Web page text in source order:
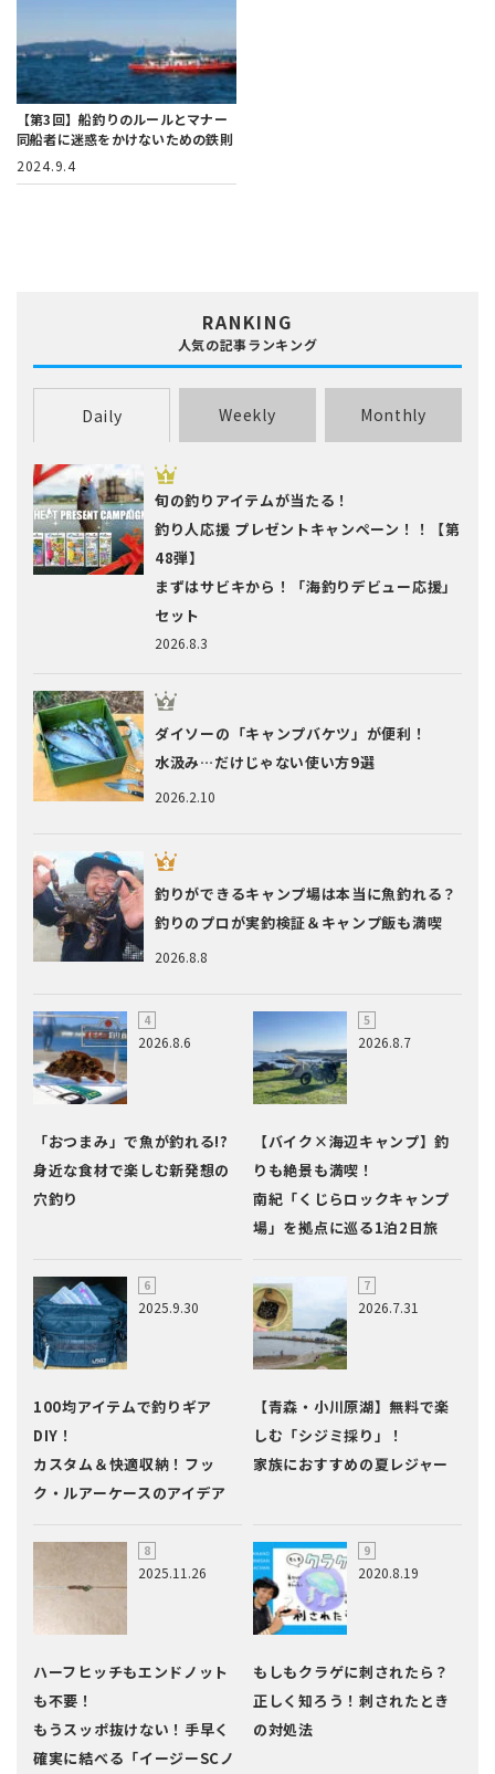
【第3回】船釣りのルールとマナー
同船者に迷惑をかけないための鉄則
2024.9.4
RANKING
人気の記事ランキング
Daily Weekly Monthly
2026.8.3
旬の釣りアイテムが当たる！
釣り人応援 プレゼントキャンペーン！！【第
48弾】
まずはサビキから！「海釣りデビュー応援」
セット
2026.2.10
ダイソーの「キャンプバケツ」が便利！
水汲み…だけじゃない使い方9選
2026.8.8
釣りができるキャンプ場は本当に魚釣れる？
釣りのプロが実釣検証＆キャンプ飯も満喫
2026.8.6
「おつまみ」で魚が釣れる!?
身近な食材で楽しむ新発想の
穴釣り
2026.8.7
【バイク×海辺キャンプ】釣
りも絶景も満喫！
南紀「くじらロックキャンプ
場」を拠点に巡る1泊2日旅
2025.9.30
100均アイテムで釣りギア
DIY！
カスタム＆快適収納！フッ
ク・ルアーケースのアイデア
2026.7.31
【青森・小川原湖】無料で楽
しむ「シジミ採り」！
家族におすすめの夏レジャー
2025.11.26
ハーフヒッチもエンドノット
も不要！
もうスッポ抜けない！手早く
確実に結べる「イージーSCノ
2020.8.19
もしもクラゲに刺されたら？
正しく知ろう！刺されたとき
の対処法